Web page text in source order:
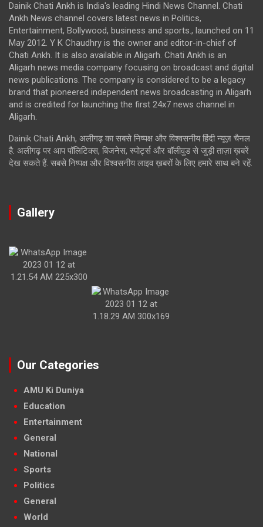
Dainik Chati Ankh is India's leading Hindi News Channel. Chati
Ankh News channel covers latest news in Politics,
Entertainment, Bollywood, business and sports., launched on 11
May 2012. Y K Chaudhry is the owner and editor-in-chief of
Chati Ankh. It is also available in Aligarh. Chati Ankh is an
Aligarh news media company focusing on broadcast and digital
news publications. The company is considered to be a legacy
brand that pioneered independent news broadcasting in Aligarh
and is credited for launching the first 24x7 news channel in
Aligarh.
Dainik Chati Ankh, अलीगढ़ का सबसे निष्पक्ष और विश्वसनीय हिंदी न्यूज़ चैनल
है. अलीगढ़ पर आप पॉलिटिक्स, बिजनेस, स्पोर्ट्स और बॉलीवुड से जुड़ी ताज़ा ख़बरें
देख सकते हैं. सबसे निष्पक्ष और विश्वसनीय लाइव ख़बरों के लिए हमारे साथ बने रहें.
Gallery
Our Categories
AMU Ki Duniya
Education
Entertainment
General
National
Sports
Politics
General
World